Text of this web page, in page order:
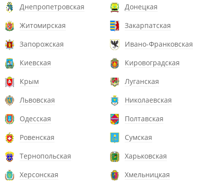
Днепропетровская
Донецкая
Житомирская
Закарпатская
Запорожская
Ивано-Франковская
Киевская
Кировоградская
Крым
Луганская
Львовская
Николаевская
Одесская
Полтавская
Ровенская
Сумская
Тернопольская
Харьковская
Херсонская
Хмельницкая